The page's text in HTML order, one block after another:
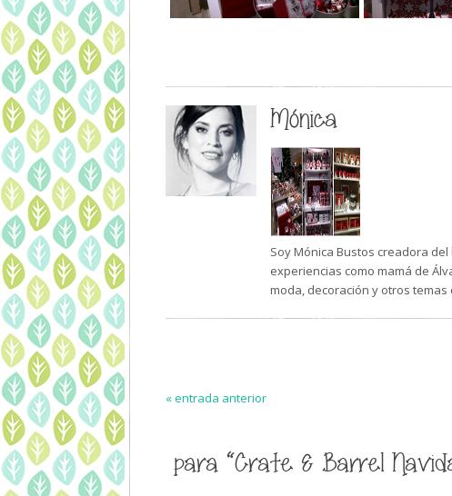
Mónica
Soy Mónica Bustos creadora
experiencias como mamá de
moda, decoración y otros
« entrada anterior
para “Crate & Barrel